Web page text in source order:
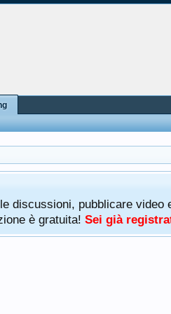
discussioni, pubblicare
è gratuita! Sei già